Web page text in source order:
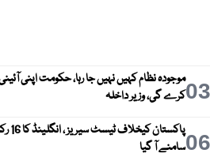
03موجودہ نظام کہیں نہیں جا رہا، حکومت اپنی
کرے گی، وزیر داخلہ
06سامنے آ گیا